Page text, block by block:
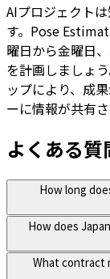
AIプロジェクト
す。Pose
曜日から金曜日
を計画しましょ
ップにより、成
ーに情報が共有さ
よくある質
How long
How does
What contract